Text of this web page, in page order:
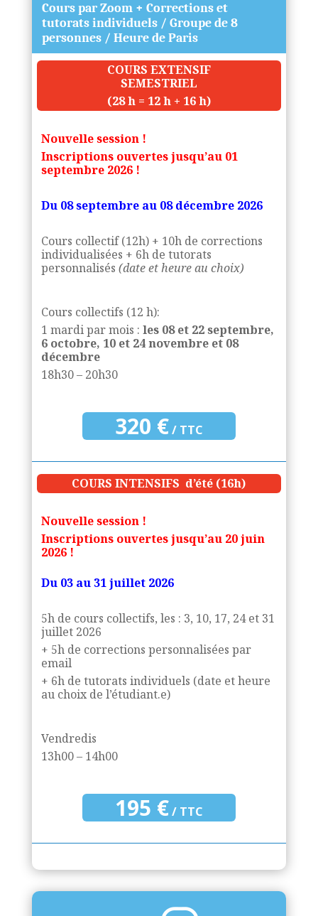
Cours par Zoom + Corrections et
tutorats individuels / Groupe de 8
personnes / Heure de Paris
COURS EXTENSIF
SEMESTRIEL
(28 h = 12 h + 16 h)
Nouvelle session !
Inscriptions ouvertes jusqu’au 01
septembre 2026 !
Du08 septembre au 08 décembre 2026
Cours collectif (12h) + 10h de corrections
individualisées + 6h de tutorats
personnalisés (date et heure au choix)
Cours collectifs (12 h):
1 mardi par mois : les 08 et 22 septembre,
6 octobre, 10 et 24 novembre et 08
décembre
18h30 – 20h30
320 €/ TTC
COURS INTENSIFS d’été (16h)
Nouvelle session !
Inscriptions ouvertes jusqu’au 20 juin
2026 !
Du 03 au 31 juillet 2026
5h de cours collectifs, les : 3, 10, 17, 24 et 31
juillet 2026
+ 5h de corrections personnalisées par
email
+ 6h de tutorats individuels (date et heure
au choix de l’étudiant.e)
Vendredis
13h00 – 14h00
195 €/ TTC